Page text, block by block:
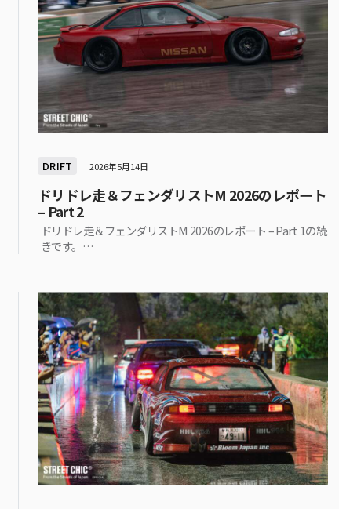
DRIFT 2026年5月14日
ドリドレ走＆フェンダリストM 2026のレポート
– Part 2
ドリドレ走＆フェンダリストM 2026のレポート – Part 1の続
きです。…